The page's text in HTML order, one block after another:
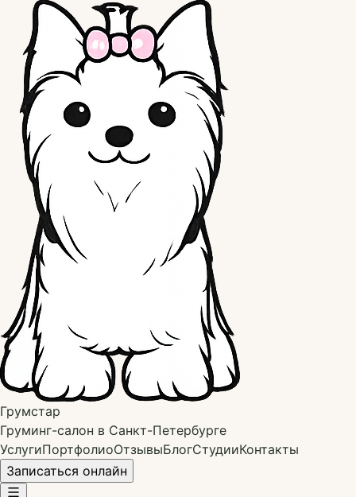
Грумстар
Груминг-салон в Санкт-Петербурге
УслугиПортфолиоОтзывыБлогСтудииКонтакты
Записаться онлайн